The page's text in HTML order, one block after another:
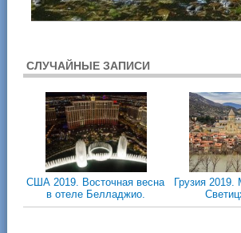
СЛУЧАЙНЫЕ ЗАПИСИ
CША 2019. Восточная весна
в отеле Белладжио.
Грузия